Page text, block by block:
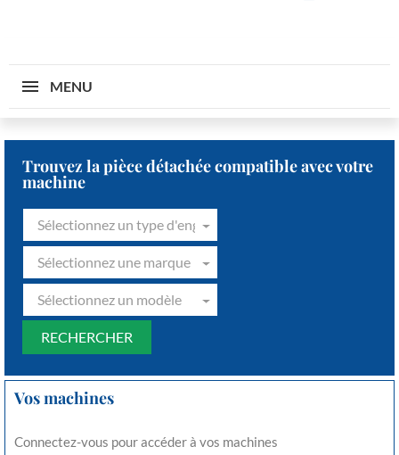
MENU
Trouvez la pièce détachée compatible avec votre
machine
Sélectionnez un type d'engin
Sélectionnez une marque
Sélectionnez un modèle
Vos machines
Connectez-vous pour accéder à vos machines